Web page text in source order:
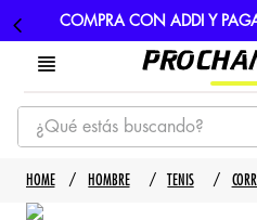
COMPRA CON ADDI Y
¿Qué estás buscando?
TÉRMINOS MÁS BUSCADOS
1
HOMBRE TENIS